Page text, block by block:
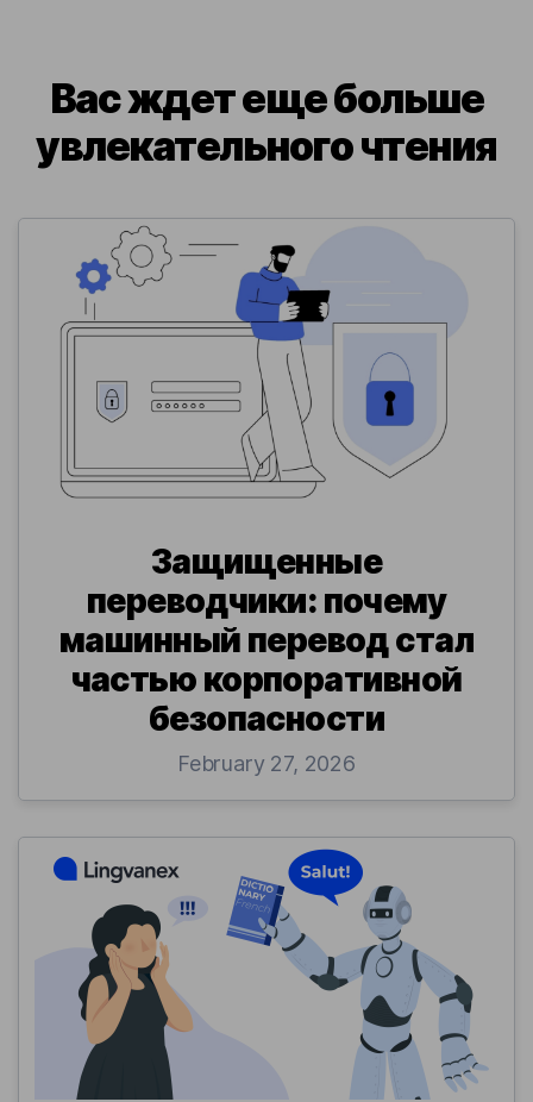
Вас ждет еще больше
увлекательного чтения
Защищенные
переводчики: почему
машинный перевод стал
частью корпоративной
безопасности
February 27, 2026